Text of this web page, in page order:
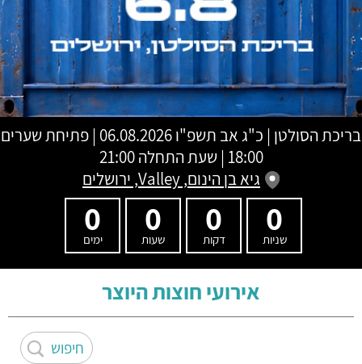
בריכת הסולטן | כ"ג אב תשפ"ו
06.08.2026 | פתיחת שערים
18:00 | שעת התחלה 21:00
גיא בן הינום, Valley, ירושלים
0
שניות
0
דקות
0
שעות
0
ימים
אירועי חוצות היוצר